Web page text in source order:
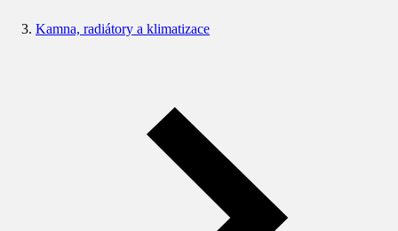
Kamna, radiátory a klimatizace